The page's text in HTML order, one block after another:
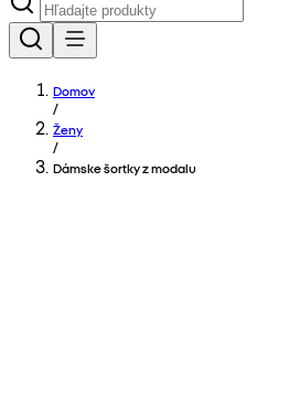
Domov
/
Ženy
/
Dámske šortky z modalu